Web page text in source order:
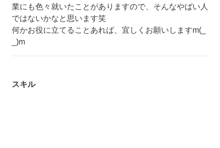
業にも色々就いたことがありますので、そんなやばい人
ではないかなと思います笑
何かお役に立てることあれば、宜しくお願いしますm(_
_)m
スキル